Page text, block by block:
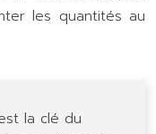
les quantités au
la clé du